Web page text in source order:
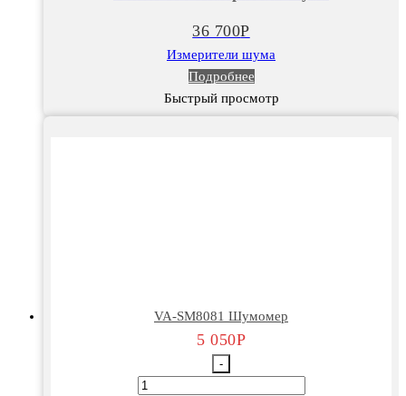
36 700Р
Измерители шума
Подробнее
Быстрый просмотр
VA-SM8081 Шумомер
5 050Р
-
Количество